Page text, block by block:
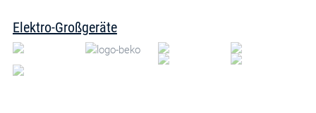
Elektro-Großgeräte